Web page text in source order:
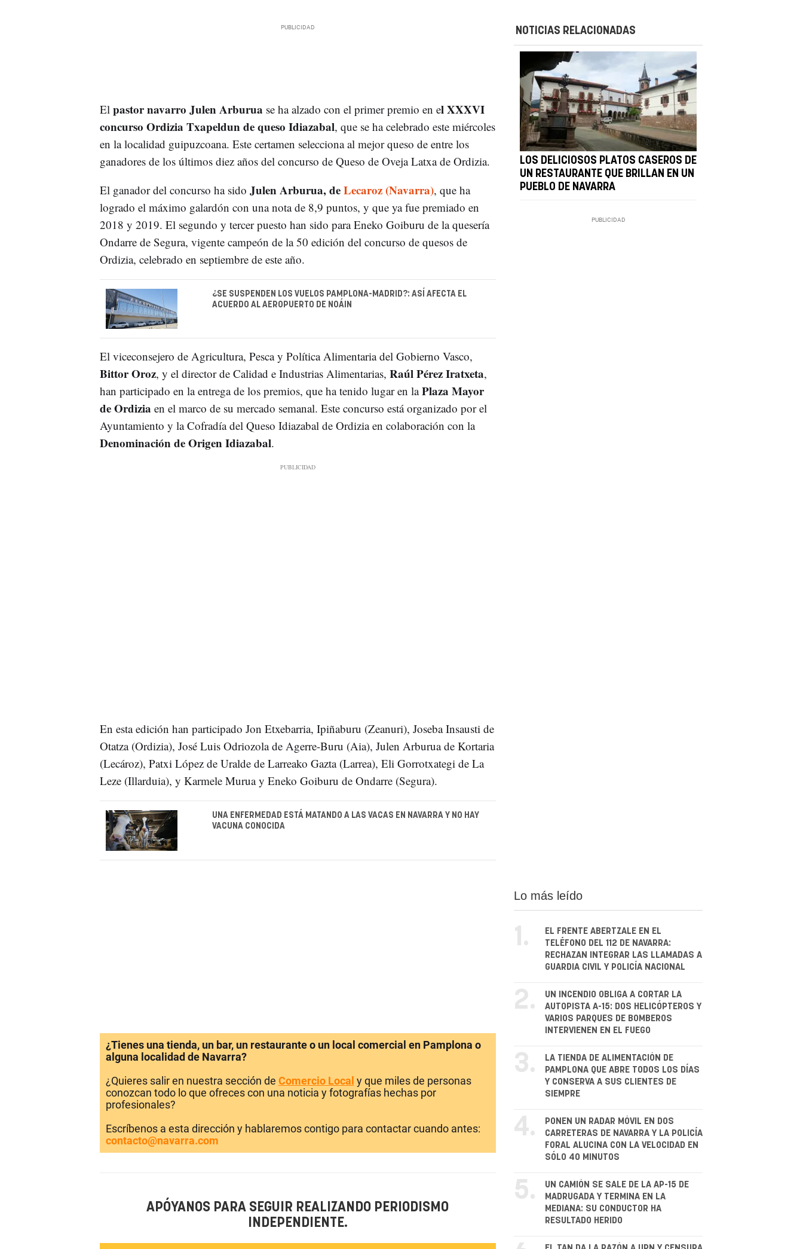
Elpastor navarro Julen Arburua se ha alzado con el primer premio en el XXXVI
concurso Ordizia Txapeldun de queso Idiazabal, que se ha celebrado este miércoles
en la localidad guipuzcoana. Este certamen selecciona al mejor queso de entre los
ganadores de los últimos diez años del concurso de Queso de Oveja Latxa de Ordizia.
El ganador del concurso ha sido Julen Arburua, deLecaroz (Navarra), que ha
logrado el máximo galardón con una nota de 8,9 puntos, y que ya fue premiado en
2018 y 2019. El segundo y tercer puesto han sido para Eneko Goiburu de la quesería
Ondarre de Segura, vigente campeón de la 50 edición del concurso de quesos de
Ordizia, celebrado en septiembre de este año.
¿SE SUSPENDEN LOS VUELOS PAMPLONA-MADRID?: ASÍ AFECTA EL
ACUERDO AL AEROPUERTO DE NOÁIN
El viceconsejero de Agricultura, Pesca y Política Alimentaria del Gobierno Vasco,
Bittor Oroz, y el director de Calidad e Industrias Alimentarias, Raúl Pérez Iratxeta,
han participado en la entrega de los premios, que ha tenido lugar en laPlaza Mayor
de Ordizia en el marco de su mercado semanal. Este concurso está organizado por el
Ayuntamiento y la Cofradía del Queso Idiazabal de Ordizia en colaboración con la
Denominación de Origen Idiazabal.
En esta edición han participado Jon Etxebarria, Ipiñaburu (Zeanuri), Joseba Insausti de
Otatza (Ordizia), José Luis Odriozola de Agerre-Buru (Aia), Julen Arburua de Kortaria
(Lecároz), Patxi López de Uralde de Larreako Gazta (Larrea), Eli Gorrotxategi de La
Leze (Illarduia), y Karmele Murua y Eneko Goiburu de Ondarre (Segura).
UNA ENFERMEDAD ESTÁ MATANDO A LAS VACAS EN NAVARRA Y NO HAY
VACUNA CONOCIDA
NOTICIAS RELACIONADAS
LOS DELICIOSOS PLATOS CASEROS DE
UN RESTAURANTE QUE BRILLAN EN UN
PUEBLO DE NAVARRA
¿Tienes una tienda, un bar, un restaurante o un local comercial en Pamplona o
alguna localidad de Navarra?
¿Quieres salir en nuestra sección de Comercio Local y que miles de personas
conozcan todo lo que ofreces con una noticia y fotografías hechas por
profesionales?
Escríbenos a esta dirección y hablaremos contigo para contactar cuando antes:
contacto@navarra.com
APÓYANOS PARA SEGUIR REALIZANDO PERIODISMO
INDEPENDIENTE.
Lo más leído
1.
EL FRENTE ABERTZALE EN EL
TELÉFONO DEL 112 DE NAVARRA:
RECHAZAN INTEGRAR LAS LLAMADAS A
GUARDIA CIVIL Y POLICÍA NACIONAL
2.
UN INCENDIO OBLIGA A CORTAR LA
AUTOPISTA A-15: DOS HELICÓPTEROS Y
VARIOS PARQUES DE BOMBEROS
INTERVIENEN EN EL FUEGO
3.
LA TIENDA DE ALIMENTACIÓN DE
PAMPLONA QUE ABRE TODOS LOS DÍAS
Y CONSERVA A SUS CLIENTES DE
SIEMPRE
4.
PONEN UN RADAR MÓVIL EN DOS
CARRETERAS DE NAVARRA Y LA POLICÍA
FORAL ALUCINA CON LA VELOCIDAD EN
SÓLO 40 MINUTOS
5.
UN CAMIÓN SE SALE DE LA AP-15 DE
MADRUGADA Y TERMINA EN LA
MEDIANA: SU CONDUCTOR HA
RESULTADO HERIDO